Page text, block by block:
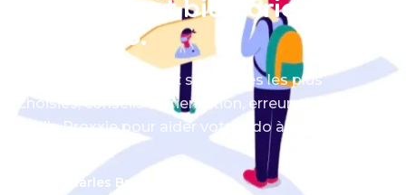
et comment bien orienter
votre ado.
Terminale 2024-2025 : spécialités les plus
choisies, conseils d’orientation, erreurs à éviter et
outils Proxxie pour aider votre ado à bien
Charles Broussin